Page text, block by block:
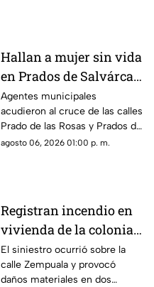
Hallan a mujer sin vida
en Prados de Salvárcar;
cuerpo no presentaba
huellas de violencia
Agentes municipales
acudieron al cruce de las calles
Prado de las Rosas y Prados de
Azucenas tras el reporte del
agosto 06, 2026 01:00 p. m.
Registran incendio en
vivienda de la colonia
Fronteriza; bomberos
controlan las llamas
El siniestro ocurrió sobre la
calle Zempuala y provocó
daños materiales en dos